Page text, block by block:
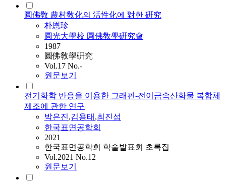
圓佛敎 農村敎化의 活性化에 對한 硏究
朴恩珍
圓光大學校 圓佛敎學硏究會
1987
圓佛敎學硏究
Vol.17 No.-
원문보기
전기화학 반응을 이용한 그래핀-전이금속산화물 복합체
제조에 관한 연구
박은진,김용태 ,최진섭
한국표면공학회
2021
한국표면공학회 학술발표회 초록집
Vol.2021 No.12
원문보기